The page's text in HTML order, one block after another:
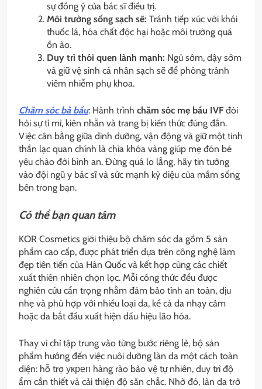
sự đồng ý của bác sĩ điều trị.
Môi trường sống sạch sẽ: Tránh tiếp xúc với khói
thuốc lá, hóa chất độc hại hoặc môi trường quá
ồn ào.
Duy trì thói quen lành mạnh: Ngủ sớm, dậy sớm
và giữ vệ sinh cá nhân sạch sẽ để phòng tránh
viêm nhiễm phụ khoa.
Chăm sóc bà bầu: Hành trình chăm sóc mẹ bầu IVFđòi
hỏi sự tỉ mỉ, kiên nhẫn và trang bị kiến thức đúng đắn.
Việc cân bằng giữa dinh dưỡng, vận động và giữ một tinh
thần lạc quan chính là chìa khóa vàng giúp mẹ đón bé
yêu chào đời bình an. Đừng quá lo lắng, hãy tin tưởng
vào đội ngũ y bác sĩ và sức mạnh kỳ diệu của mầm sống
bên trong bạn.
Có thể bạn quan tâm
KOR Cosmetics giới thiệu bộ chăm sóc da gồm 5 sản
phẩm cao cấp, được phát triển dựa trên công nghệ làm
đẹp tiên tiến của Hàn Quốc và kết hợp cùng các chiết
xuất thiên nhiên chọn lọc. Mỗi công thức đều được
nghiên cứu cẩn trọng nhằm đảm bảo tính an toàn, dịu
nhẹ và phù hợp với nhiều loại da, kể cả da nhạy cảm
hoặc da bắt đầu xuất hiện dấu hiệu lão hóa.
Thay vì chỉ tập trung vào từng bước riêng lẻ, bộ sản
phẩm hướng đến việc nuôi dưỡng làn da một cách toàn
diện: hỗ trợ укреп hàng rào bảo vệ tự nhiên, duy trì độ
ẩm cần thiết và cải thiện độ săn chắc. Nhờ đó, làn da trở